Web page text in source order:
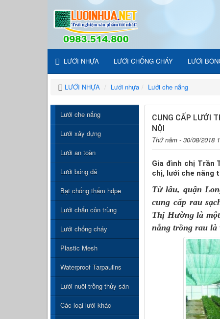
LƯỚI NHỰA LƯỚI CHỐNG CHÁY LƯỚI
LƯỚI NHỰA Lưới nhựa Lưới che nắng
CUNG CẤP LƯỚI
NỘI
Thứ năm - 30/08/2018
Gia đình chị Trần
chị, lưới che nắng
Từ lâu, quận
cung cấp rau
Thị Hường là
nắng trồng rau là
Lưới che nắng
Lưới xây dựng
Lưới an toàn
Lưới bóng đá
Bạt chống thấm hdpe
Lưới chắn côn trùng
Lưới chống cháy
Plastic Mesh
Waterproof Tarpaulins
Lưới nuôi trồng thủy sản
Các loại lưới khác